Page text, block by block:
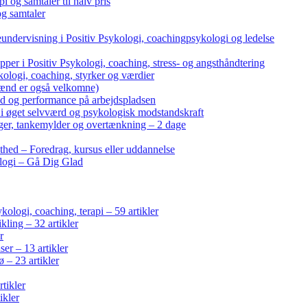
samtaler
i Positiv Psykologi, coachingpsykologi og ledelse
i Positiv Psykologi, coaching, stress- og angsthåndtering
coaching, styrker og værdier
er også velkomne)
og performance på arbejdspladsen
øget selvværd og psykologisk modstandskraft
tankemylder og overtænkning – 2 dage
– Foredrag, kursus eller uddannelse
– Gå Dig Glad
coaching, terapi – 59 artikler
– 32 artikler
– 13 artikler
– 23 artikler